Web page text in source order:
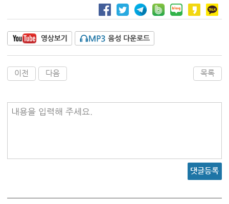
이전 다음 목록
내용을 입력해 주세요.
댓글등록